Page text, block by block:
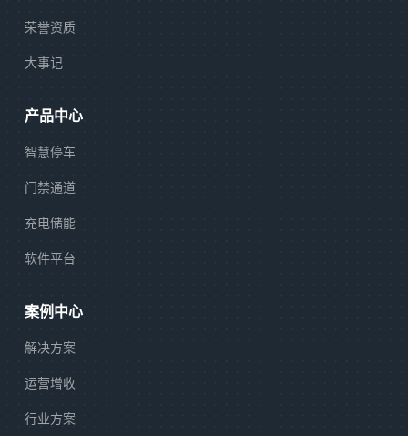
荣誉资质
大事记
产品中心
智慧停车
门禁通道
充电储能
软件平台
案例中心
解决方案
运营增收
行业方案